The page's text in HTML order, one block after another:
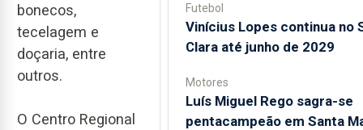
bonecos,
tecelagem e
doçaria, entre
outros.
O Centro Regional
Futebol
Vinícius Lopes continua no
Clara até junho de 2029
Motores
Luís Miguel Rego sagra-se
pentacampeão em Santa